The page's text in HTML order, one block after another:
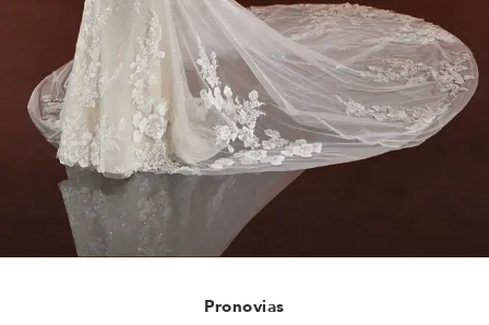
Pronovias